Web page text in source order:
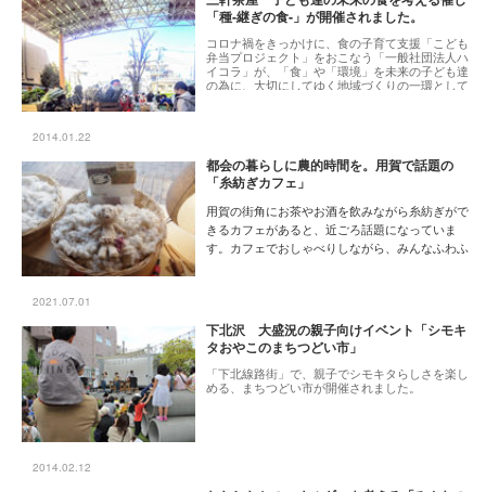
「種‐継ぎの食‐」が開催されました。
コロナ禍をきっかけに、食の子育て支援「こども
弁当プロジェクト」をおこなう「一般社団法人ハ
イコラ」が、「食」や「環境」を未来の子ども達
の為に、大切にしてゆく地域づくりの一環として
2014.01.22
都会の暮らしに農的時間を。用賀で話題の
「糸紡ぎカフェ」
用賀の街角にお茶やお酒を飲みながら糸紡ぎがで
きるカフェがあると、近ごろ話題になっていま
す。カフェでおしゃべりしながら、みんなふわふ
た。
[1月の特集]暮らしをもっと素敵に！世田谷のもの
づくり
2021.07.01
下北沢 大盛況の親子向けイベント「シモキ
タおやこのまちつどい市」
「下北線路街」で、親子でシモキタらしさを楽し
める、まちつどい市が開催されました。
2014.02.12